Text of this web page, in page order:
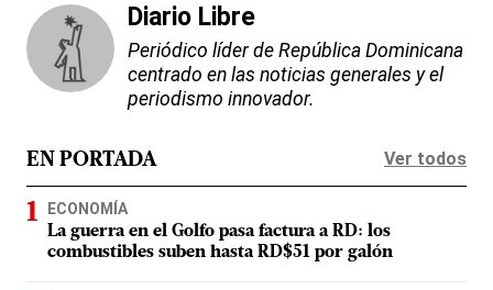
Diario Libre
Periódico líder de República Dominicana
centrado en las noticias generales y el
periodismo innovador.
EN PORTADA Ver todos
ECONOMÍA
La guerra en el Golfo pasa factura a RD: los
combustibles suben hasta RD$51 por galón